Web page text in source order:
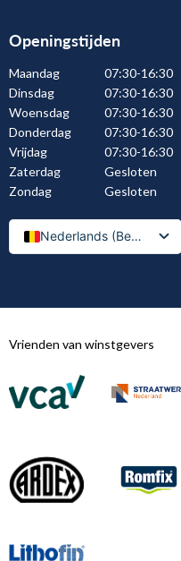
Openingstijden
Maandag
07:30-16:30
Dinsdag
07:30-16:30
Woensdag
07:30-16:30
Donderdag
07:30-16:30
Vrijdag
07:30-16:30
Zaterdag
Gesloten
Zondag
Gesloten
Nederlands (België)
Vrienden van winstgevers